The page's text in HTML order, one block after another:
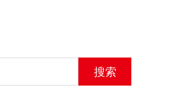
搜索